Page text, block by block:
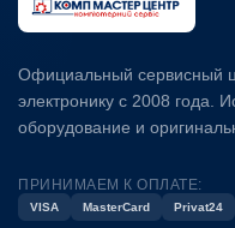
Официальный сервисный
электронику с 2008 года.
оборудование и
ПРИНИМАЕМ К ОПЛАТЕ:
VISA MasterCard Privat24